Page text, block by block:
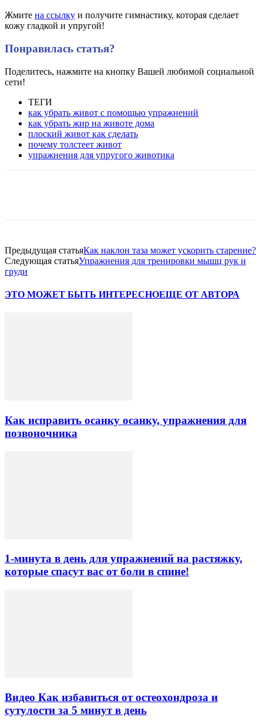
Жмите на ссылку и получите гимнастику, которая сделает
кожу гладкой и упругой!
Понравилась статья?
Поделитесь, нажмите на кнопку Вашей любимой социальной
сети!
ТЕГИ
как убрать живот с помощью упражнений
как убрать жир на животе дома
плоский живот как сделать
почему толстеет живот
упражнения для упругого животика
Предыдущая статьяКак наклон таза может ускорить старение?
Следующая статьяУпражнения для тренировки мышц рук и
груди
ЭТО МОЖЕТ БЫТЬ ИНТЕРЕСНОЕЩЕ ОТ АВТОРА
Как исправить осанку осанку, упражнения для
позвоночника
1-минута в день для упражнений на растяжку,
которые спасут вас от боли в спине!
Видео Как избавиться от остеохондроза и
сутулости за 5 минут в день